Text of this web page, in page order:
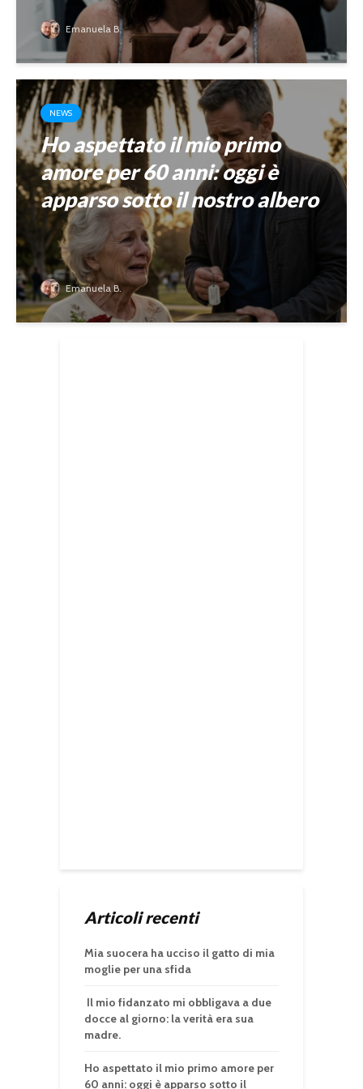
Emanuela B.
NEWS
Ho aspettato il mio primo
amore per 60 anni: oggi è
apparso sotto il nostro albero
Emanuela B.
Articoli recenti
Mia suocera ha ucciso il gatto di mia
moglie per una sfida
Il mio fidanzato mi obbligava a due
docce al giorno: la verità era sua
madre.
Ho aspettato il mio primo amore per
60 anni: oggi è apparso sotto il